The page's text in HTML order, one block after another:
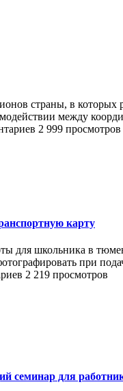
страны, в
между
2 999 просмотров
карту
для школьника в
при
2 219 просмотров
семинар для